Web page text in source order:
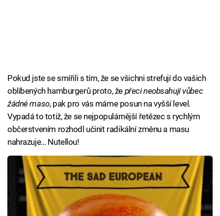
Pokud jste se smířili s tím, že se všichni strefují do vašich
oblíbených hamburgerů proto, že přeci neobsahují vůbec
žádné maso, pak pro vás máme posun na vyšší level.
Vypadá to totiž, že se nejpopulárnější řetězec s rychlým
občerstvením rozhodl učinit radikální změnu a masu
nahrazuje… Nutellou!